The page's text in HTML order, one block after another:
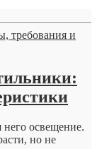
освещение.
но не